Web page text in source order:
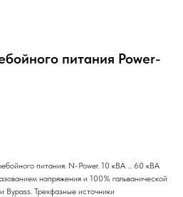
питания Power-
питания. N-Power. 10 кВА ... 60 кВА
напряжения и 100% гальванической
Bypass. Трехфазные источники